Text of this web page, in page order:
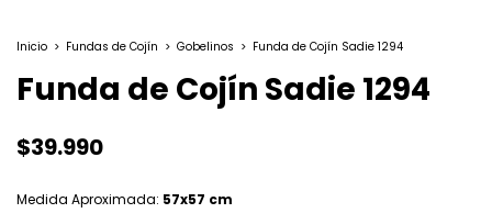
Inicio > Fundas de Cojín > Gobelinos > Funda de Cojín Sadie 1294
Funda de Cojín Sadie 1294
$39.990
Medida Aproximada: 57x57 cm